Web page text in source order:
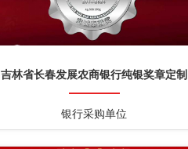
吉林省长春发展农商银行纯银奖章定制
银行采购单位